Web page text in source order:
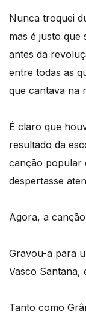
Nunca troquei
mas é justo que
antes da
entre todas as
que cantava na
É claro que
resultado da
canção popular
despertasse
Agora, a
Gravou-a para
Vasco Santana,
Tanto como